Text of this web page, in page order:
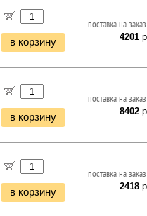
в корзину
поставка на
4201
в корзину
поставка на
8402
в корзину
поставка на
2418